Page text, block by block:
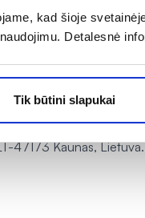
kad šioje
Detalesnė
Tik būtini slapukai
saulės spindulių.
Eesti
47173 Kaunas, Lietuva.